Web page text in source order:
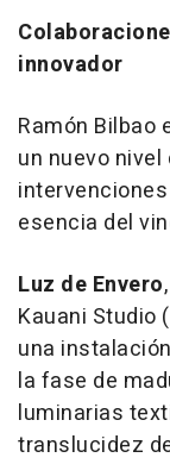
innovador
Ramón Bilbao
un nuevo
esencia del
Luz de Envero
Kauani Studio
una
la fase de
luminarias
translucidez